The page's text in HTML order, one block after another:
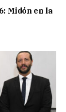
Midón en la